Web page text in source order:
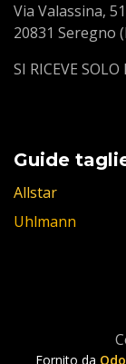
Via Valassina, 51
20831 Seregno
SI RICEVE
Guide
Allstar
Uhlmann
Fornito da